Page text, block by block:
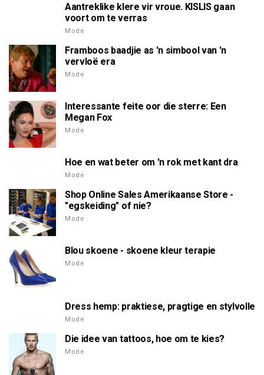
Aantreklike klere vir vroue. KISLIS gaan
voort om te verras
Mode
Framboos baadjie as 'n simbool van 'n
vervloë era
Mode
Interessante feite oor die sterre: Een
Megan Fox
Mode
Hoe en wat beter om 'n rok met kant dra
Mode
Shop Online Sales Amerikaanse Store -
"egskeiding" of nie?
Mode
Blou skoene - skoene kleur terapie
Mode
Dress hemp: praktiese, pragtige en stylvolle
Mode
Die idee van tattoos, hoe om te kies?
Mode